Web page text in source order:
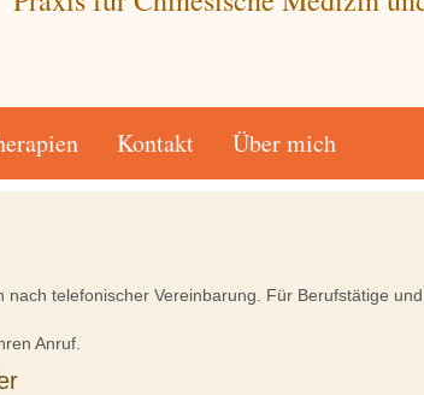
Kontakt Über mich
nach telefonischer Vereinbarung. Für Berufstätige
Anruf.